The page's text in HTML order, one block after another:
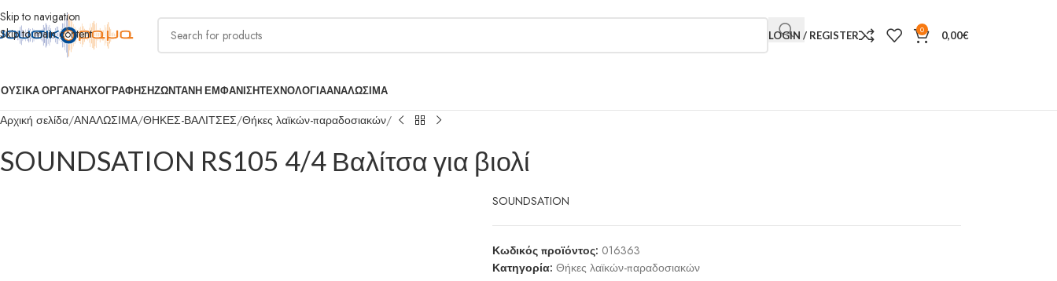
Skip to navigation
Skip to main content
LOGIN / REGISTER 0 0,00€
ΟΡΓΑΝΑΗΧΟΓΡΑΦΗΣΗΖΩΝΤΑΝΗ ΕΜΦΑΝΙΣΗΤΕΧΝΟΛΟΓΙΑΑΝΑΛΩΣΙΜΑ
Αρχική σελίδα ΑΝΑΛΩΣΙΜΑ ΘΗΚΕΣ-ΒΑΛΙΤΣΕΣ Θήκες λαϊκών-παραδοσιακών
SOUNDSATION RS105 4/4 Βαλίτσα για βιολί
SOUNDSATION
Κωδικός προϊόντος: 016363
Κατηγορία: Θήκες λαϊκών-παραδοσιακών